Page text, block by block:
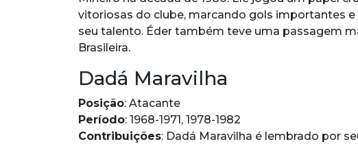
vitoriosas do clube, marcando gols importantes
seu talento. Éder também teve uma passagem
Brasileira.
Dadá Maravilha
Posição: Atacante
Período: 1968-1971, 1978-1982
Contribuições: Dadá Maravilha é lembrado por